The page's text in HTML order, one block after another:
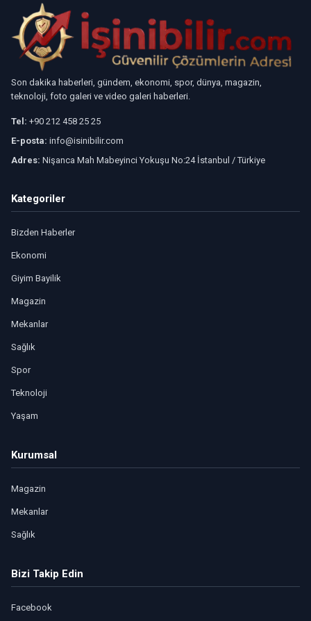
Son dakika haberleri, gündem, ekonomi, spor, dünya, magazin,
teknoloji, foto galeri ve video galeri haberleri.
Tel: +90 212 458 25 25
E-posta: info@isinibilir.com
Adres: Nişanca Mah Mabeyinci Yokuşu No:24 İstanbul / Türkiye
Kategoriler
Bizden Haberler
Ekonomi
Giyim Bayilik
Magazin
Mekanlar
Sağlık
Spor
Teknoloji
Yaşam
Kurumsal
Magazin
Mekanlar
Sağlık
Bizi Takip Edin
Facebook